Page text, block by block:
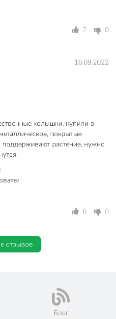
7 0
16.09.2022
колышки, купили в
покрытые
растение, нужно
6 0
отзывов
Блог